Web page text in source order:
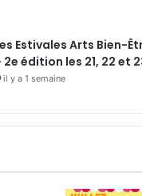
Estivales Arts Bien-
2e édition les 21, 22 et
il y a 1 semaine